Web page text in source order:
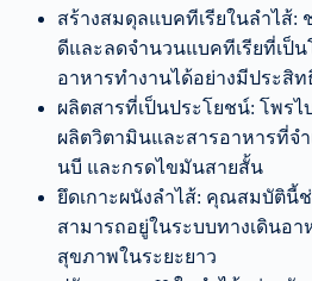
สร้างสมดุลแบคทีเรียในลำไส้:
ดีและลดจำนวนแบคทีเรียที่เป็
อาหารทำงานได้อย่างมีประสิ
ผลิตสารที่เป็นประโยชน์: โพร
ผลิตวิตามินและสารอาหารที่จ
นบี และกรดไขมันสายสั้น
ยึดเกาะผนังลำไส้: คุณสมบัตินี้
สามารถอยู่ในระบบทางเดินอ
สุขภาพในระยะยาว